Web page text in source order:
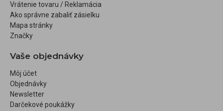
Vrátenie tovaru / Reklamácia
Ako správne zabaliť zásielku
Mapa stránky
Značky
Vaše objednávky
Môj účet
Objednávky
Newsletter
Darčekové poukážky